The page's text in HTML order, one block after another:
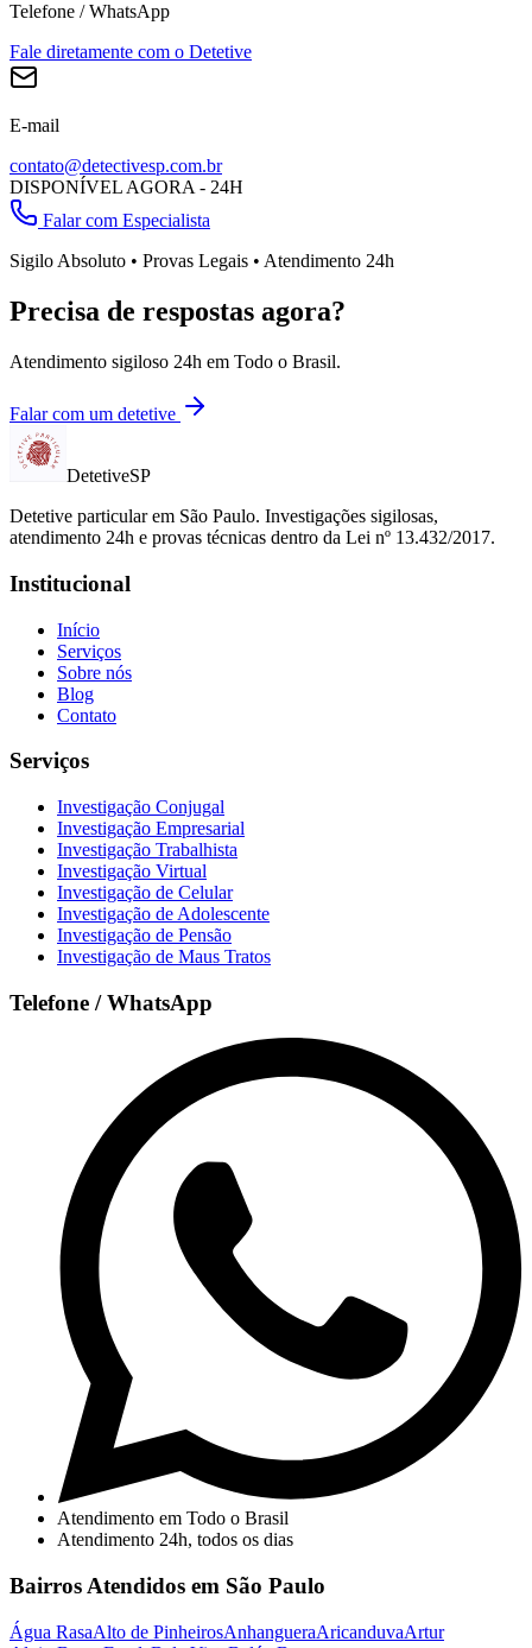
Telefone / WhatsApp
Fale diretamente com o Detetive
E-mail
contato@detectivesp.com.br
DISPONÍVEL AGORA - 24H
Falar com Especialista
Sigilo Absoluto • Provas Legais • Atendimento 24h
Precisa de respostas agora?
Atendimento sigiloso 24h em Todo o Brasil.
Falar com um detetive
DetetiveSP
Detetive particular em São Paulo. Investigações sigilosas,
atendimento 24h e provas técnicas dentro da Lei nº 13.432/2017.
Institucional
Início
Serviços
Sobre nós
Blog
Contato
Serviços
Investigação Conjugal
Investigação Empresarial
Investigação Trabalhista
Investigação Virtual
Investigação de Celular
Investigação de Adolescente
Investigação de Pensão
Investigação de Maus Tratos
Telefone / WhatsApp
Atendimento em Todo o Brasil
Atendimento 24h, todos os dias
Bairros Atendidos em São Paulo
Água RasaAlto de PinheirosAnhangueraAricanduvaArtur